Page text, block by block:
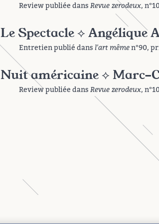
Review publiée dans Revue zerodeux,
Le Spectacle ⟡
Entretien publié dans l'art mêmen°90,
Nuit américaine ⟡ Marc-
Review publiée dans Revue zerodeux,